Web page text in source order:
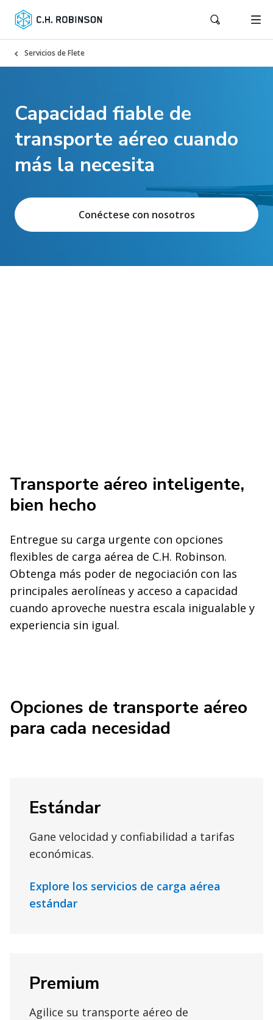
Servicios de Flete
Capacidad fiable de
transporte aéreo cuando
más la necesita
Conéctese con nosotros
Transporte aéreo inteligente,
bien hecho
Entregue su carga urgente con opciones
flexibles de carga aérea de C.H. Robinson.
Obtenga más poder de negociación con las
principales aerolíneas y acceso a capacidad
cuando aproveche nuestra escala inigualable y
experiencia sin igual.
Opciones de transporte aéreo
para cada necesidad
Estándar
Gane velocidad y confiabilidad a tarifas
económicas.
Explore los servicios de carga aérea
estándar
Premium
Agilice su transporte aéreo de